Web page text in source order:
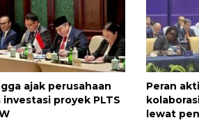
ajak perusahaan
investasi proyek PLTS
Peran
lewat